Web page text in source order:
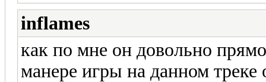
inflames
как по мне он довольно
манере игры на данном